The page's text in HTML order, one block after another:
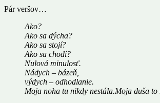
Pár veršov…
Ako?
Ako sa dýcha?
Ako sa stojí?
Ako sa chodí?
Nulová minulosť.
Nádych – bázeň,
výdych – odhodlanie.
Moja noha tu nikdy nestála.Moja duša to